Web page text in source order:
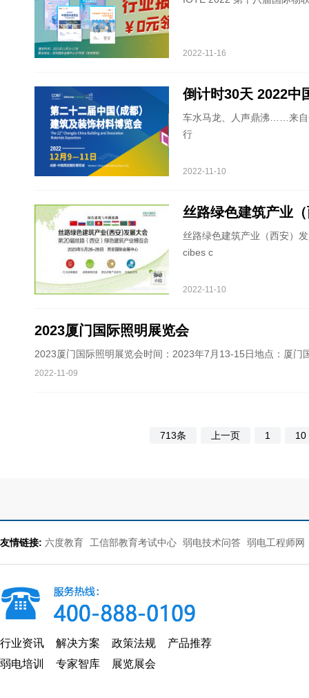
2022-11-16
倒计时30天 2022中
车水马龙、人声鼎沸……来自
行
2022-11-10
丝路绿色建筑产业
丝路绿色建筑产业（西安）
cibes c
2022-11-10
2023厦门国际照明展览会
2023厦门国际照明展览会时间：2023年7月13-15日地点：厦
2022-11-09
713条 上一页 1 10
友情链接: 六度教育 工信部教育考试中心 弱电技术问答 弱电工程师网
行业资讯 解决方案 政策法规
产品推荐
弱电培训
专家智库 展览展会